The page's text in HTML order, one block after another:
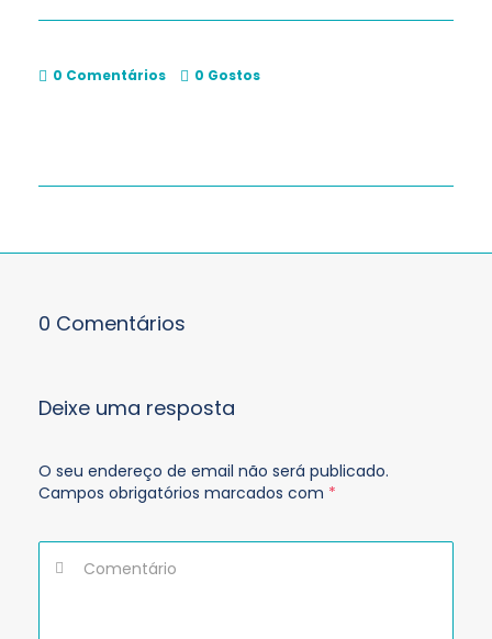
0 Comentários 0 Gostos
0 Comentários
Deixe uma resposta
O seu endereço de email não será publicado.
Campos obrigatórios marcados com *